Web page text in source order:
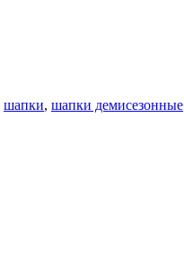
шапки, шапки демисезонные